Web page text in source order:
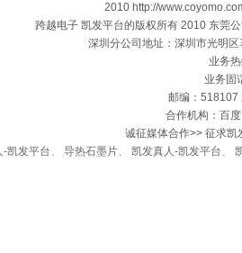
2010 http://
跨越电子 凯发平台的版权所有 2010 东莞
深圳分公司地址：深圳市光明
业务
业务固
邮编：518107
合作机构：百
诚征媒体合作>> 征求
-凯发平台、 导热石墨片、 凯发真人-凯发平台、